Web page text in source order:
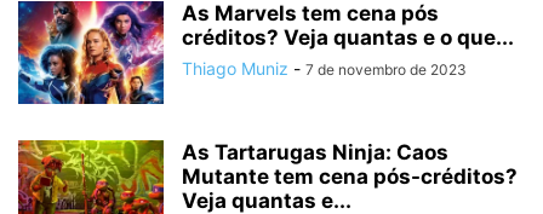
As Marvels tem cena pós
créditos? Veja quantas e o que...
Thiago Muniz - 7 de novembro de 2023
As Tartarugas Ninja: Caos
Mutante tem cena pós-créditos?
Veja quantas e...